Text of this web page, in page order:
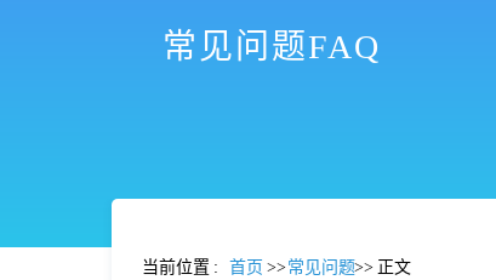
常见问题FAQ
当前位置 : 首页 >>常见问题>> 正文